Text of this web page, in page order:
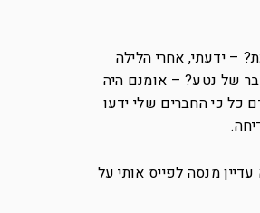
– ידעתי, אחרי הלילה
של נטע? – אומנם היה
כל כי החברים שלי ידעו
מנסה לפייס אותי על